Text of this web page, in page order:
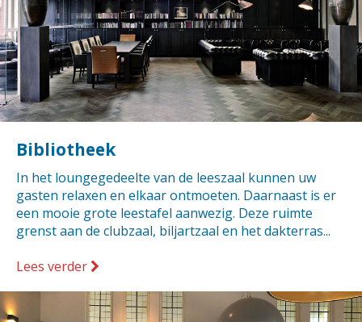
Bibliotheek
In het loungegedeelte van de leeszaal kunnen uw
gasten relaxen en elkaar ontmoeten. Daarnaast is er
een mooie grote leestafel aanwezig. Deze ruimte
grenst aan de clubzaal, biljartzaal en het dakterras...
Lees verder